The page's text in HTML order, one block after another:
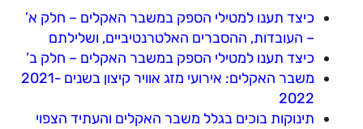
כיצד תענו למטילי הספק במשבר האקלים – חלק א’
– העובדות, ההסברים האלטרנטיביים, ושלילתם
כיצד תענו למטילי הספק במשבר האקלים – חלק ב’
משבר האקלים: אירועי מזג אוויר קיצון בשנים 2021-
2022
תינוקות בוכים בגלל משבר האקלים והעתיד הצפוי